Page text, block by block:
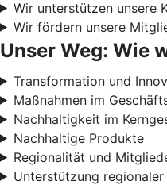
Wir unterstützen unsere
Wir fördern unsere
Unser Weg: Wie
Transformation und
Maßnahmen im
Nachhaltigkeit im
Nachhaltige Produkte
Regionalität und
Unterstützung